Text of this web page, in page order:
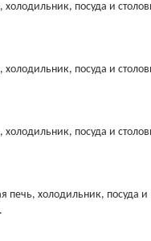
посуда и
посуда и
посуда и
печь, холодильник, посуда и